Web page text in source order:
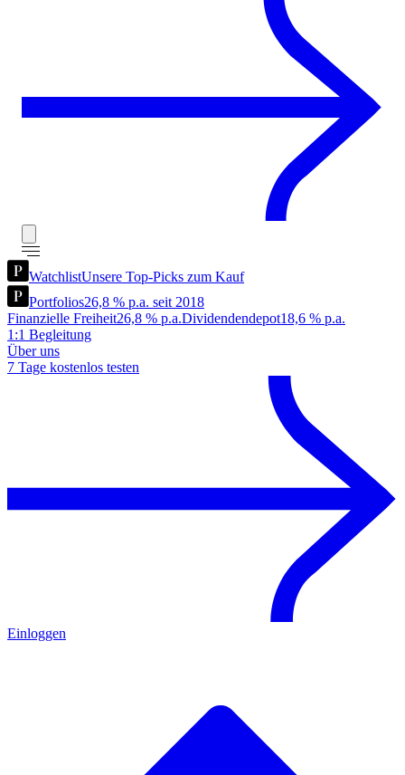
WatchlistUnsere Top-Picks zum Kauf
Portfolios26,8 % p.a. seit 2018
Finanzielle Freiheit26,8 % p.a.Dividendendepot18,6 % p.a.
1:1 Begleitung
Über uns
7 Tage kostenlos testen
Einloggen